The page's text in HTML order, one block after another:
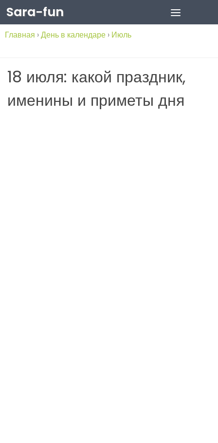
Skip to content
Sara-fun
Главная ›День в календаре › Июль
18 июля: какой праздник,
именины и приметы дня